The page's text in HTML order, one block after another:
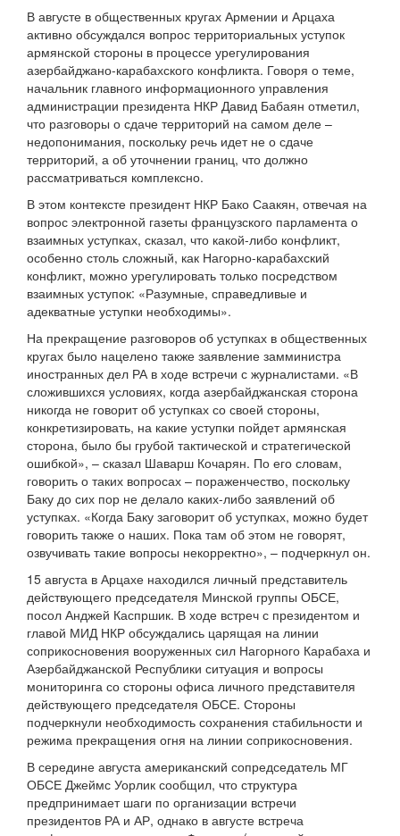
В августе в общественных кругах Армении и Арцаха
активно обсуждался вопрос территориальных уступок
армянской стороны в процессе урегулирования
азербайджано-карабахского конфликта. Говоря о теме,
начальник главного информационного управления
администрации президента НКР Давид Бабаян отметил,
что разговоры о сдаче территорий на самом деле –
недопонимания, поскольку речь идет не о сдаче
территорий, а об уточнении границ, что должно
рассматриваться комплексно.
В этом контексте президент НКР Бако Саакян, отвечая на
вопрос электронной газеты французского парламента о
взаимных уступках, сказал, что какой-либо конфликт,
особенно столь сложный, как Нагорно-карабахский
конфликт, можно урегулировать только посредством
взаимных уступок: «Разумные, справедливые и
адекватные уступки необходимы».
На прекращение разговоров об уступках в общественных
кругах было нацелено также заявление замминистра
иностранных дел РА в ходе встречи с журналистами. «В
сложившихся условиях, когда азербайджанская сторона
никогда не говорит об уступках со своей стороны,
конкретизировать, на какие уступки пойдет армянская
сторона, было бы грубой тактической и стратегической
ошибкой», – сказал Шаварш Кочарян. По его словам,
говорить о таких вопросах – пораженчество, поскольку
Баку до сих пор не делало каких-либо заявлений об
уступках. «Когда Баку заговорит об уступках, можно будет
говорить также о наших. Пока там об этом не говорят,
озвучивать такие вопросы некорректно», – подчеркнул он.
15 августа в Арцахе находился личный представитель
действующего председателя Минской группы ОБСЕ,
посол Анджей Каспршик. В ходе встреч с президентом и
главой МИД НКР обсуждались царящая на линии
соприкосновения вооруженных сил Нагорного Карабаха и
Азербайджанской Республики ситуация и вопросы
мониторинга со стороны офиса личного представителя
действующего председателя ОБСЕ. Стороны
подчеркнули необходимость сохранения стабильности и
режима прекращения огня на линии соприкосновения.
В середине августа американский сопредседатель МГ
ОБСЕ Джеймс Уорлик сообщил, что структура
предпринимает шаги по организации встречи
президентов РА и АР, однако в августе встреча